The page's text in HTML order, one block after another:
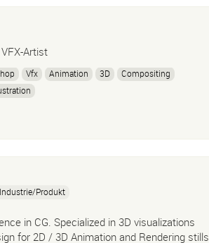
Artist
Vfx Animation 3D
Compositing
Industrie/Produkt
in CG. Specialized in 3D visualizations
for 2D / 3D Animation and Rendering stills